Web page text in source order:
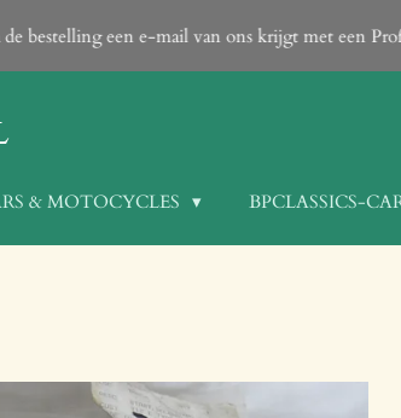
de bestelling een e-mail van ons krijgt met een
& MOTOCYCLES BPCLASSICS-